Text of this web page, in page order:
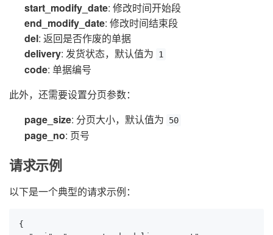
start_modify_date: 修改时间开始段
end_modify_date: 修改时间结束段
del: 返回是否作废的单据
delivery: 发货状态，默认值为 1
code: 单据编号
此外，还需要设置分页参数：
page_size: 分页大小，默认值为 50
page_no: 页号
请求示例
以下是一个典型的请求示例：
{